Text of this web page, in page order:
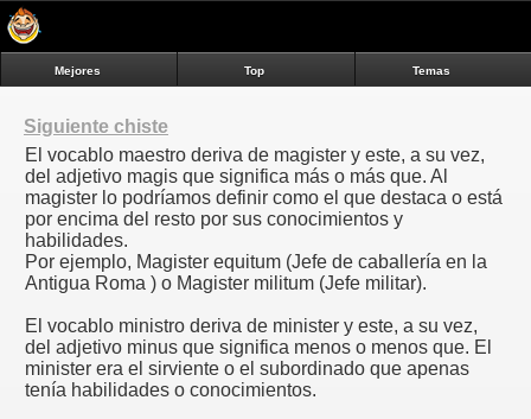
Mejores Top Temas
Siguiente chiste
El vocablo maestro deriva de magister y este, a su vez,
del adjetivo magis que significa más o más que. Al
magister lo podríamos definir como el que destaca o está
por encima del resto por sus conocimientos y
habilidades.
Por ejemplo, Magister equitum (Jefe de caballería en la
Antigua Roma ) o Magister militum (Jefe militar).
El vocablo ministro deriva de minister y este, a su vez,
del adjetivo minus que significa menos o menos que. El
minister era el sirviente o el subordinado que apenas
tenía habilidades o conocimientos.